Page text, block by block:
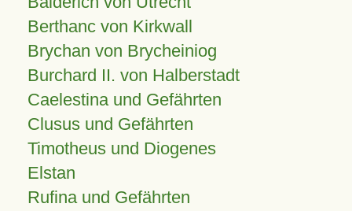
Berthanc von Kirkwall
Brychan von Brycheiniog
Burchard II. von Halberstadt
Caelestina und Gefährten
Clusus und Gefährten
Timotheus und Diogenes
Elstan
Rufina und Gefährten